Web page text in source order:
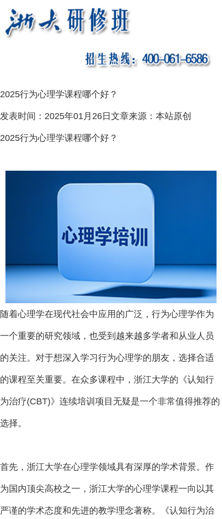
2025行为心理学课程哪个好？
发表时间： 2025年01月26日 文章来源： 本站原创
2025行为心理学课程哪个好？
随着心理学在现代社会中应用的广泛，行为心理学作为
一个重要的研究领域，也受到越来越多学者和从业人员
的关注。对于想深入学习行为心理学的朋友，选择合适
的课程至关重要。在众多课程中，浙江大学的《认知行
为治疗(CBT)》连续培训项目无疑是一个非常值得推荐的
选择。
首先，浙江大学在心理学领域具有深厚的学术背景。作
为国内顶尖高校之一，浙江大学的心理学课程一向以其
严谨的学术态度和先进的教学理念著称。《认知行为治